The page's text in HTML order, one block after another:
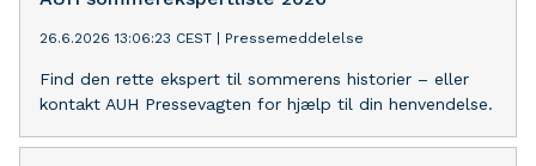
26.6.2026 13:06:23 CEST Pressemeddelelse
Find den rette ekspert til sommerens historier – eller
kontakt AUH Pressevagten for hjælp til din henvendelse.